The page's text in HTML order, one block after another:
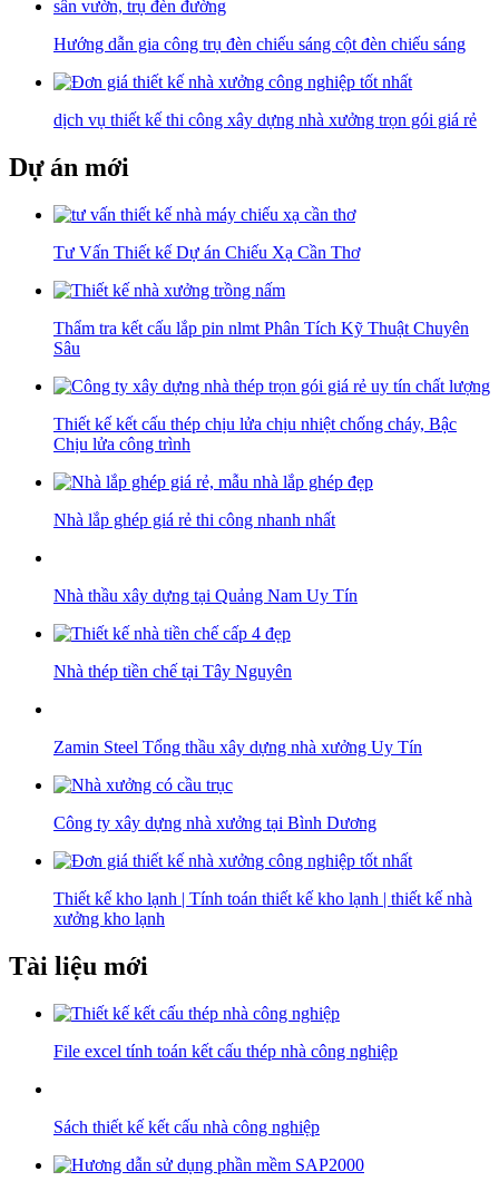
Hướng dẫn gia công trụ đèn chiếu sáng cột đèn chiếu sáng
dịch vụ thiết kế thi công xây dựng nhà xưởng trọn gói giá rẻ
Dự án mới
Tư Vấn Thiết kế Dự án Chiếu Xạ Cần Thơ
Thẩm tra kết cấu lắp pin nlmt Phân Tích Kỹ Thuật Chuyên
Sâu
Thiết kế kết cấu thép chịu lửa chịu nhiệt chống cháy, Bậc
Chịu lửa công trình
Nhà lắp ghép giá rẻ thi công nhanh nhất
Nhà thầu xây dựng tại Quảng Nam Uy Tín
Nhà thép tiền chế tại Tây Nguyên
Zamin Steel Tổng thầu xây dựng nhà xưởng Uy Tín
Công ty xây dựng nhà xưởng tại Bình Dương
Thiết kế kho lạnh | Tính toán thiết kế kho lạnh | thiết kế nhà
xưởng kho lạnh
Tài liệu mới
File excel tính toán kết cấu thép nhà công nghiệp
Sách thiết kế kết cấu nhà công nghiệp